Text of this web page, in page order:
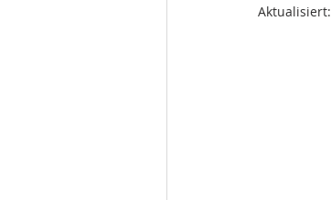
Aktualisiert: